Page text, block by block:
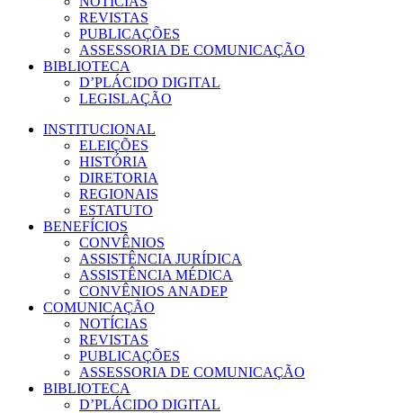
REVISTAS
PUBLICAÇÕES
ASSESSORIA DE COMUNICAÇÃO
BIBLIOTECA
D’PLÁCIDO DIGITAL
LEGISLAÇÃO
INSTITUCIONAL
ELEIÇÕES
HISTÓRIA
DIRETORIA
REGIONAIS
ESTATUTO
BENEFÍCIOS
CONVÊNIOS
ASSISTÊNCIA JURÍDICA
ASSISTÊNCIA MÉDICA
CONVÊNIOS ANADEP
COMUNICAÇÃO
NOTÍCIAS
REVISTAS
PUBLICAÇÕES
ASSESSORIA DE COMUNICAÇÃO
BIBLIOTECA
D’PLÁCIDO DIGITAL